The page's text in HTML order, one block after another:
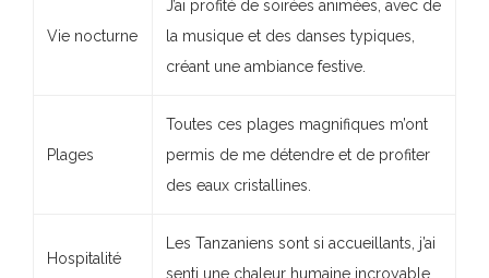
Vie nocturne
J’ai profité de soirées animées, avec de
la musique et des danses typiques,
créant une ambiance festive.
Plages
Toutes ces plages magnifiques m’ont
permis de me détendre et de profiter
des eaux cristallines.
Hospitalité
Les Tanzaniens sont si accueillants, j’ai
senti une chaleur humaine incroyable